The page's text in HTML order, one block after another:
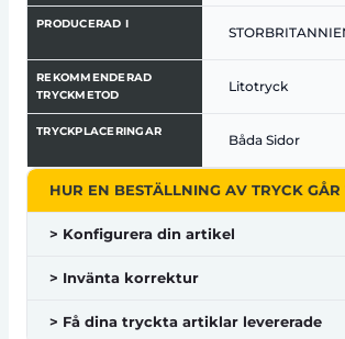
PRODUCERAD I
REKOMMENDERAD
TRYCKMETOD
Litotryck
TRYCKPLACERINGAR
Båda Sidor
HUR EN BESTÄLLNING AV TRYCK GÅR
> Konfigurera din artikel
> Invänta korrektur
> Få dina tryckta artiklar levererade